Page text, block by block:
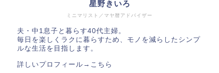
ミニマリスト／マヤ暦アドバイザー
星野きいろ
夫・中1息子と暮らす40代主婦。
毎日を楽しくラクに暮らすため、モノを減らしたシンプ
ルな生活を目指します。
詳しいプロフィール→ こちら